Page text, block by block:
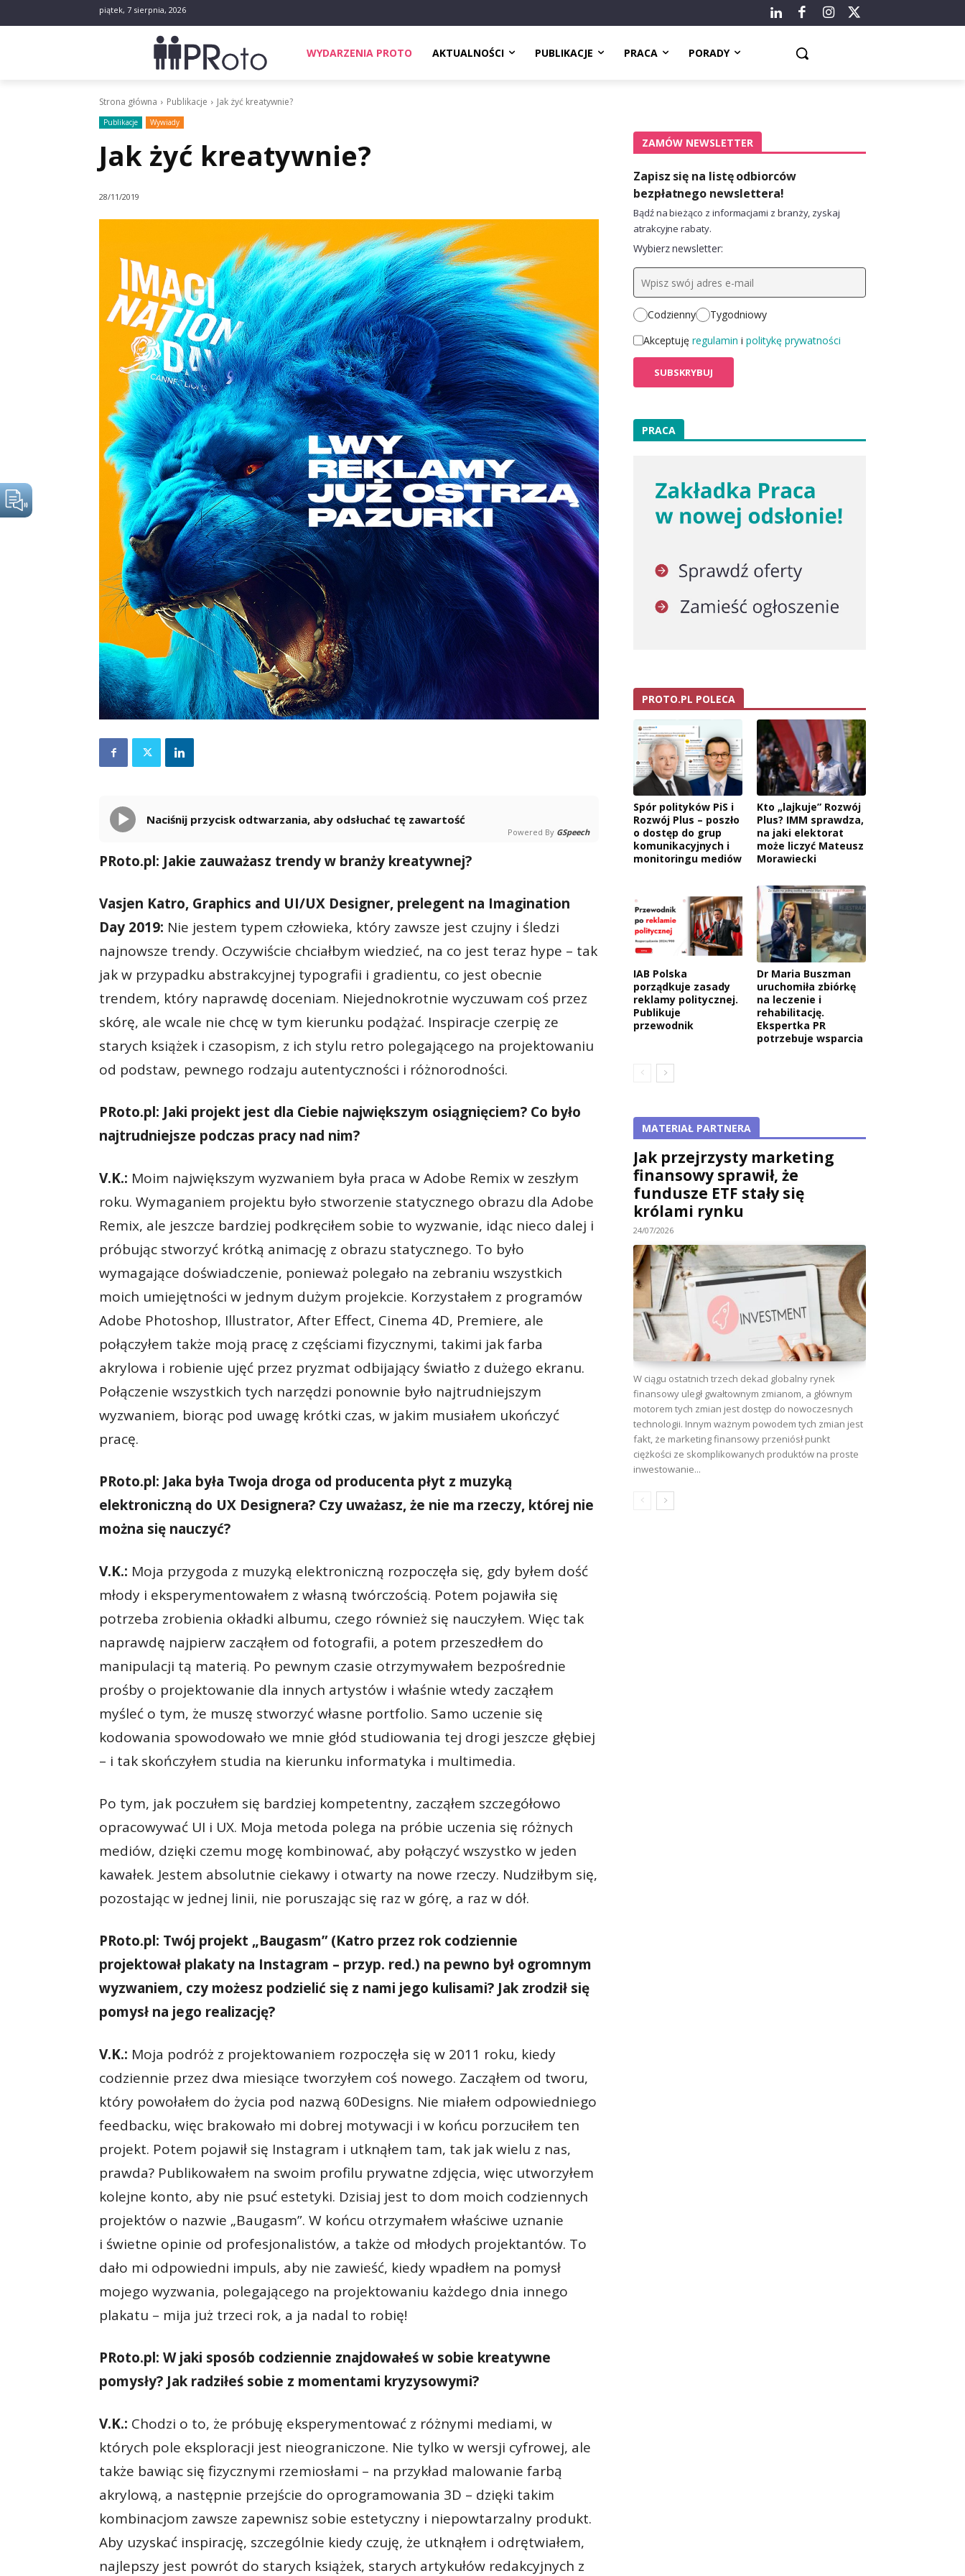
piątek, 7 sierpnia, 2026
WYDARZENIA PROTO AKTUALNOŚCI PUBLIKACJE PRACA PORADY
Strona główna Publikacje Jak żyć kreatywnie?
Publikacje Wywiady
Jak żyć kreatywnie?
28/11/2019
Naciśnij przycisk odtwarzania, aby odsłuchać tę zawartość
Powered By GSpeech
PRoto.pl: Jakie zauważasz trendy w branży kreatywnej?
Vasjen Katro, Graphics and UI/UX Designer, prelegent na Imagination
Day 2019: Nie jestem typem człowieka, który zawsze jest czujny i śledzi
najnowsze trendy. Oczywiście chciałbym wiedzieć, na co jest teraz hype – tak
jak w przypadku abstrakcyjnej typografii i gradientu, co jest obecnie
trendem, który naprawdę doceniam. Niejednokrotnie wyczuwam coś przez
skórę, ale wcale nie chcę w tym kierunku podążać. Inspiracje czerpię ze
starych książek i czasopism, z ich stylu retro polegającego na projektowaniu
od podstaw, pewnego rodzaju autentyczności i różnorodności.
PRoto.pl: Jaki projekt jest dla Ciebie największym osiągnięciem? Co było
najtrudniejsze podczas pracy nad nim?
V.K.: Moim największym wyzwaniem była praca w Adobe Remix w zeszłym
roku. Wymaganiem projektu było stworzenie statycznego obrazu dla Adobe
Remix, ale jeszcze bardziej podkręciłem sobie to wyzwanie, idąc nieco dalej i
próbując stworzyć krótką animację z obrazu statycznego. To było
wymagające doświadczenie, ponieważ polegało na zebraniu wszystkich
moich umiejętności w jednym dużym projekcie. Korzystałem z programów
Adobe Photoshop, Illustrator, After Effect, Cinema 4D, Premiere, ale
połączyłem także moją pracę z częściami fizycznymi, takimi jak farba
akrylowa i robienie ujęć przez pryzmat odbijający światło z dużego ekranu.
Połączenie wszystkich tych narzędzi ponownie było najtrudniejszym
wyzwaniem, biorąc pod uwagę krótki czas, w jakim musiałem ukończyć
pracę.
PRoto.pl: Jaka była Twoja droga od producenta płyt z muzyką
elektroniczną do UX Designera? Czy uważasz, że nie ma rzeczy, której nie
można się nauczyć?
V.K.: Moja przygoda z muzyką elektroniczną rozpoczęła się, gdy byłem dość
młody i eksperymentowałem z własną twórczością. Potem pojawiła się
potrzeba zrobienia okładki albumu, czego również się nauczyłem. Więc tak
naprawdę najpierw zacząłem od fotografii, a potem przeszedłem do
manipulacji tą materią. Po pewnym czasie otrzymywałem bezpośrednie
prośby o projektowanie dla innych artystów i właśnie wtedy zacząłem
myśleć o tym, że muszę stworzyć własne portfolio. Samo uczenie się
kodowania spowodowało we mnie głód studiowania tej drogi jeszcze głębiej
– i tak skończyłem studia na kierunku informatyka i multimedia.
Po tym, jak poczułem się bardziej kompetentny, zacząłem szczegółowo
opracowywać UI i UX. Moja metoda polega na próbie uczenia się różnych
mediów, dzięki czemu mogę kombinować, aby połączyć wszystko w jeden
kawałek. Jestem absolutnie ciekawy i otwarty na nowe rzeczy. Nudziłbym się,
pozostając w jednej linii, nie poruszając się raz w górę, a raz w dół.
PRoto.pl: Twój projekt „Baugasm” (Katro przez rok codziennie
projektował plakaty na Instagram – przyp. red.) na pewno był ogromnym
wyzwaniem, czy możesz podzielić się z nami jego kulisami? Jak zrodził się
pomysł na jego realizację?
V.K.: Moja podróż z projektowaniem rozpoczęła się w 2011 roku, kiedy
codziennie przez dwa miesiące tworzyłem coś nowego. Zacząłem od tworu,
który powołałem do życia pod nazwą 60Designs. Nie miałem odpowiedniego
feedbacku, więc brakowało mi dobrej motywacji i w końcu porzuciłem ten
projekt. Potem pojawił się Instagram i utknąłem tam, tak jak wielu z nas,
prawda? Publikowałem na swoim profilu prywatne zdjęcia, więc utworzyłem
kolejne konto, aby nie psuć estetyki. Dzisiaj jest to dom moich codziennych
projektów o nazwie „Baugasm”. W końcu otrzymałem właściwe uznanie
i świetne opinie od profesjonalistów, a także od młodych projektantów. To
dało mi odpowiedni impuls, aby nie zawieść, kiedy wpadłem na pomysł
mojego wyzwania, polegającego na projektowaniu każdego dnia innego
plakatu – mija już trzeci rok, a ja nadal to robię!
PRoto.pl: W jaki sposób codziennie znajdowałeś w sobie kreatywne
pomysły? Jak radziłeś sobie z momentami kryzysowymi?
V.K.: Chodzi o to, że próbuję eksperymentować z różnymi mediami, w
których pole eksploracji jest nieograniczone. Nie tylko w wersji cyfrowej, ale
także bawiąc się fizycznymi rzemiosłami – na przykład malowanie farbą
akrylową, a następnie przejście do oprogramowania 3D – dzięki takim
kombinacjom zawsze zapewnisz sobie estetyczny i niepowtarzalny produkt.
Aby uzyskać inspirację, szczególnie kiedy czuję, że utknąłem i odrętwiałem,
najlepszy jest powrót do starych książek, starych artykułów redakcyjnych z
ZAMÓW NEWSLETTER
Zapisz się na listę odbiorców
bezpłatnego newslettera!
Bądź na bieżąco z informacjami z branży, zyskaj
atrakcyjne rabaty.
Wybierz newsletter:
Codzienny
Tygodniowy
Akceptuję regulamin i politykę prywatności
PRACA
PROTO.PL POLECA
Spór polityków PiS i
Rozwój Plus – poszło
o dostęp do grup
komunikacyjnych i
monitoringu mediów
Kto „lajkuje” Rozwój
Plus? IMM sprawdza,
na jaki elektorat
może liczyć Mateusz
Morawiecki
IAB Polska
porządkuje zasady
reklamy politycznej.
Publikuje
przewodnik
Dr Maria Buszman
uruchomiła zbiórkę
na leczenie i
rehabilitację.
Ekspertka PR
potrzebuje wsparcia
MATERIAŁ PARTNERA
Jak przejrzysty marketing
finansowy sprawił, że
fundusze ETF stały się
królami rynku
24/07/2026
W ciągu ostatnich trzech dekad globalny rynek
finansowy uległ gwałtownym zmianom, a głównym
motorem tych zmian jest dostęp do nowoczesnych
technologii. Innym ważnym powodem tych zmian jest
fakt, że marketing finansowy przeniósł punkt
ciężkości ze skomplikowanych produktów na proste
inwestowanie...